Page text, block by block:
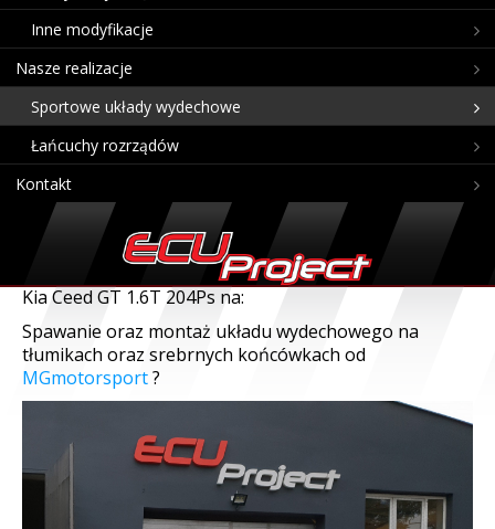
Inne modyfikacje
Nasze realizacje
Sportowe układy wydechowe
Łańcuchy rozrządów
Kontakt
Kia Ceed GT 1.6T 204Ps na:
Spawanie oraz montaż układu wydechowego na
tłumikach oraz srebrnych końcówkach od
MGmotorsport?